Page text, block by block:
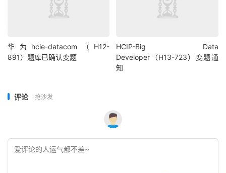
华为hcie-datacom（H12-
891）题库已确认变题
HCIP-Big Data
Developer（H13-723）变题通
知
评论 抢沙发